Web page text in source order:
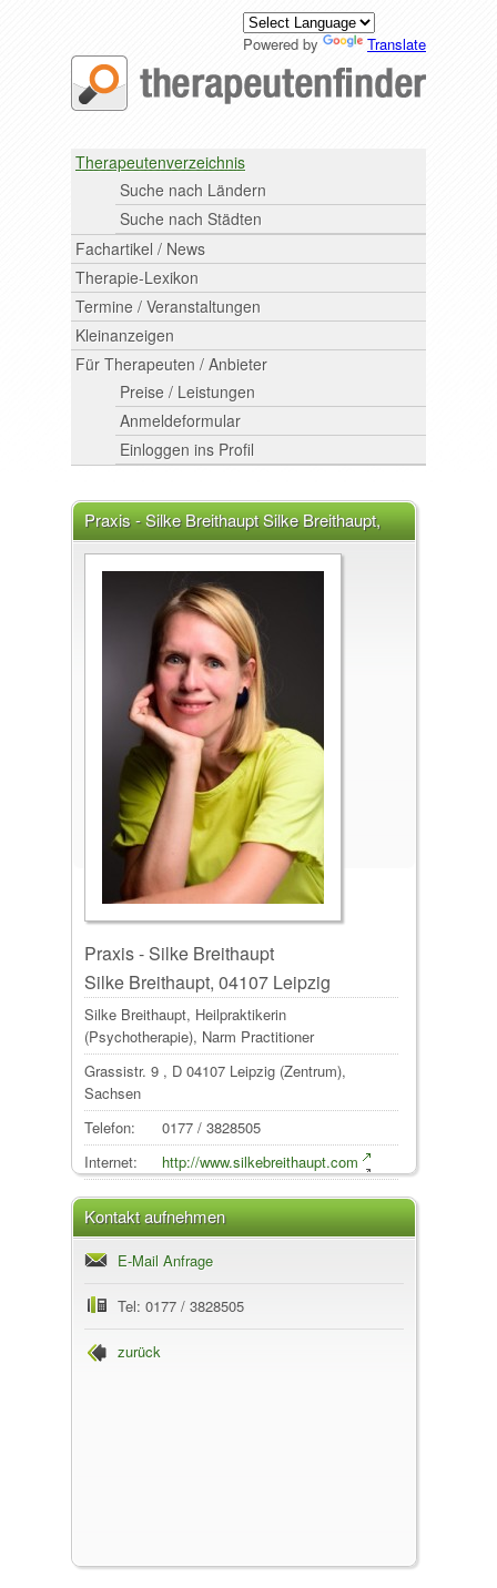
Powered by Translate
Therapeutenverzeichnis
Suche nach Ländern
Suche nach Städten
Fachartikel / News
Therapie-Lexikon
Termine / Veranstaltungen
Kleinanzeigen
Für Therapeuten / Anbieter
Preise / Leistungen
Anmeldeformular
Einloggen ins Profil
Praxis - Silke Breithaupt Silke Breithaupt,
04107 Leipzig
Praxis - Silke Breithaupt
Silke Breithaupt, 04107 Leipzig
Silke Breithaupt, Heilpraktikerin
(Psychotherapie), Narm Practitioner
Grassistr. 9 , D 04107 Leipzig (Zentrum),
Sachsen
Telefon:
0177 / 3828505
Internet:
http://www.silkebreithaupt.com
Kontakt aufnehmen
E-Mail Anfrage
Tel: 0177 / 3828505
zurück